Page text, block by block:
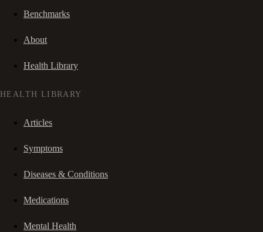
Benchmarks
About
Health Library
HEALTH LIBRARY
Articles
Symptoms
Diseases & Conditions
Medications
Mental Health